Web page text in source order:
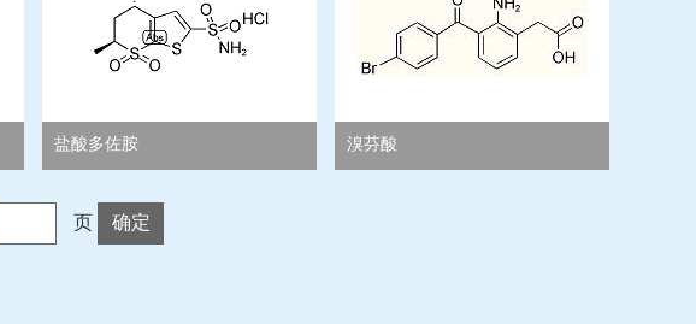
盐酸多佐胺 溴芬酸
页 确定